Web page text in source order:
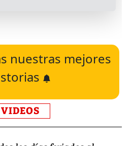
nuestras mejores
VIDEOS